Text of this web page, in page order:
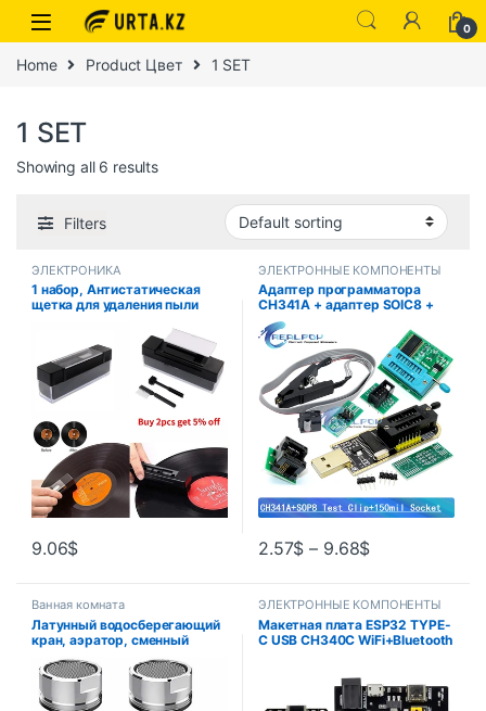
0
Home Product Цвет 1 SET
1 SET
Showing all 6 results
Filters
ЭЛЕКТРОНИКА
1 набор, Антистатическая
щетка для удаления пыли
9.06$
ЭЛЕКТРОННЫЕ КОМПОНЕНТЫ
Адаптер программатора
CH341A + адаптер SOIC8 +
зажим SOP8 с кабелем +
адаптер 1,8 В CH341A
EEPROM Flash BIOS USB-
программатор ZIF-адаптер
2.57$ – 9.68$
Ванная комната
Латунный водосберегающий
кран, аэратор, сменный
фильтр, смешанная насадка,
резьба 24 мм, смеситель для
ванной комнаты, замена
барботерного крана
ЭЛЕКТРОННЫЕ КОМПОНЕНТЫ
Макетная плата ESP32 TYPE-
C USB CH340C WiFi+Bluetooth
двухъядерный ESP32-
DevKitC-32 ESP-WROOM